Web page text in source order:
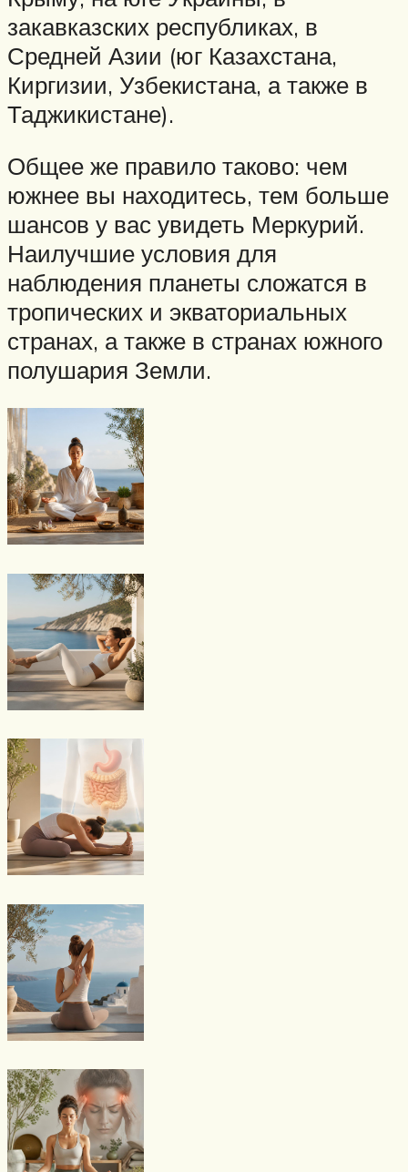
закавказских республиках, в
Средней Азии (юг Казахстана,
Киргизии, Узбекистана, а также в
Таджикистане).
Общее же правило таково: чем
южнее вы находитесь, тем больше
шансов у вас увидеть Меркурий.
Наилучшие условия для
наблюдения планеты сложатся в
тропических и экваториальных
странах, а также в странах южного
полушария Земли.